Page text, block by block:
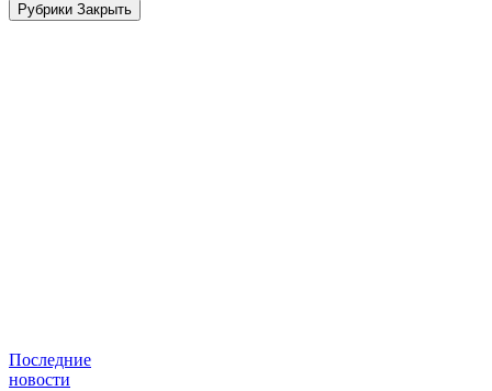
Рубрики Закрыть
Последние
новости